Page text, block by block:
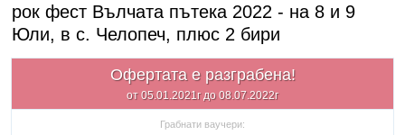
рок фест Вълчата пътека 2022 - на 8 и 9
Юли, в с. Челопеч, плюс 2 бири
Офертата е разграбена!
от 05.01.2021г до 08.07.2022г
Грабнати ваучери: